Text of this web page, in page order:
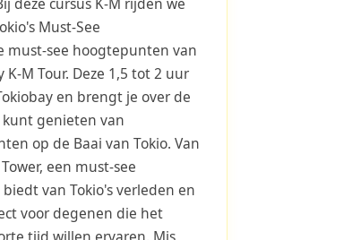
Must-See
must-see hoogtepunten van
M Tour. Deze 1,5 tot 2 uur
en brengt je over de
genieten van
op de Baai van Tokio. Van
een must-see
van Tokio's verleden en
voor degenen die het